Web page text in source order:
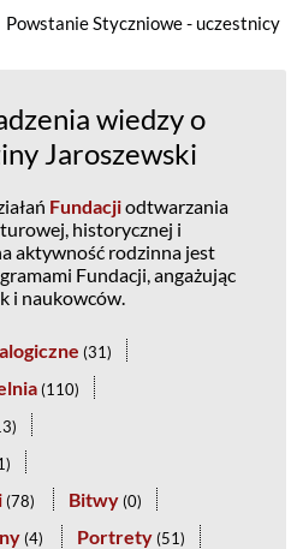
Powstanie Styczniowe - uczestnicy
wiedzy o
Jaroszewski
Fundacjiodtwarzania
historycznej i
aktywność rodzinna jest
Fundacji, angażując
i naukowców.
(31)
(110)
)
)
(78) Bitwy (0)
(4) Portrety (51)